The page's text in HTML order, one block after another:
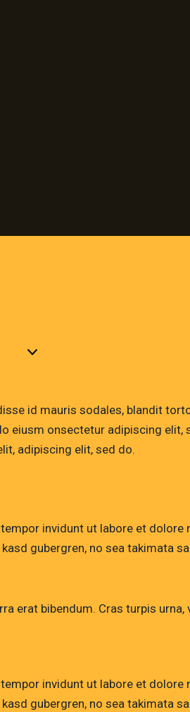
id mauris sodales, blandit
eiusm onsectetur adipiscing elit,
adipiscing elit, sed do.
invidunt ut labore et dolore
gubergren, no sea takimata
erat bibendum. Cras turpis urna,
invidunt ut labore et dolore
gubergren, no sea takimata